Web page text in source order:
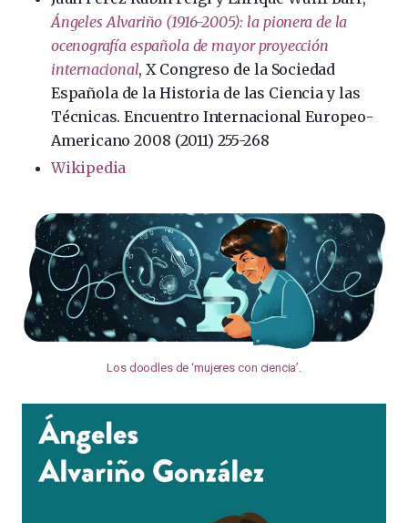
Ángeles Alvariño (1916-2005): la pionera de la
ocenografía española de mayor proyección
internacional, X Congreso de la Sociedad
Española de la Historia de las Ciencia y las
Técnicas. Encuentro Internacional Europeo-
Americano 2008 (2011) 255-268
Wikipedia
Los doodles de ‘mujeres con ciencia’